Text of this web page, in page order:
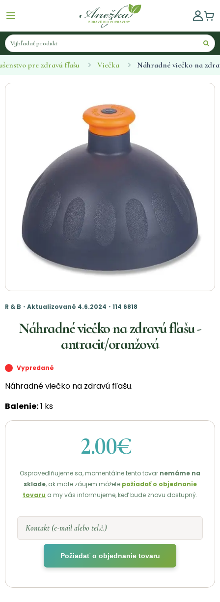
pre zdravú fľašu Viečka Náhradné viečko na
R & B・Aktualizované 4.6.2024・114 6818
Náhradné viečko na zdravú fľašu -
antracit/oranžová
Vypredané
Náhradné viečko na zdravú fľašu.
Balenie:1 ks
2.00€
Ospravedlňujeme sa, momentálne tento tovar nemáme na
sklade, ak máte záujem môžete požiadať o objednanie
tovaru a my vás informujeme, keď bude znovu dostupný.
Kontakt (e-mail alebo tel.č.)
Požiadať o objednanie tovaru